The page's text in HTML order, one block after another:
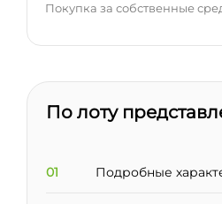
Покупка за собственные
По лоту
01 Подробные